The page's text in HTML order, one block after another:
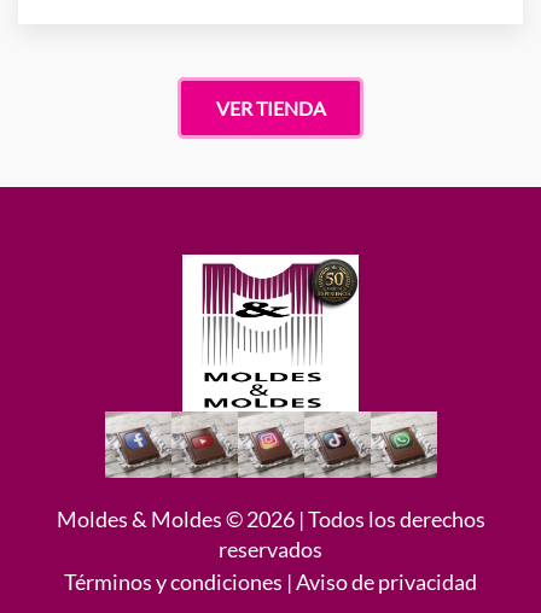
VER TIENDA
Moldes & Moldes © 2026 | Todos los derechos
reservados
Términos y condiciones |Aviso de privacidad